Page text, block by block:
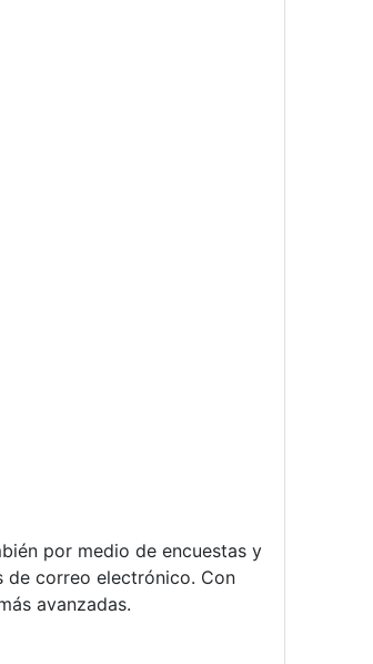
por medio de encuestas y
de correo electrónico. Con
avanzadas.